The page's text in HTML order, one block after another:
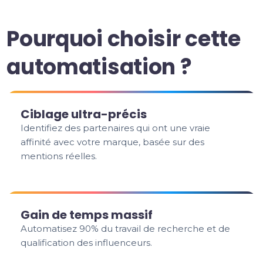
Pourquoi choisir cette
automatisation ?
Ciblage ultra-précis
Identifiez des partenaires qui ont une vraie
affinité avec votre marque, basée sur des
mentions réelles.
Gain de temps massif
Automatisez 90% du travail de recherche et de
qualification des influenceurs.